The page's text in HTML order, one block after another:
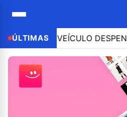
ÚLTIMAS
E VEÍCULO DESPENCA EM